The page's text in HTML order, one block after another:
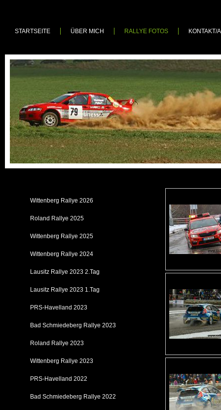
STARTSEITE ÜBER MICH RALLYE FOTOS KONTAKT/
Wittenberg Rallye 2026
Roland Rallye 2025
Wittenberg Rallye 2025
Wittenberg Rallye 2024
Lausitz Rallye 2023 2.Tag
Lausitz Rallye 2023 1.Tag
PRS-Havelland 2023
Bad Schmiedeberg Rallye 2023
Roland Rallye 2023
Wittenberg Rallye 2023
PRS-Havelland 2022
Bad Schmiedeberg Rallye 2022